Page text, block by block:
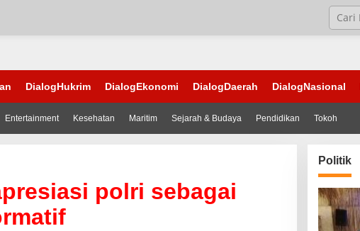
DialogHukrim DialogEkonomi DialogDaerah DialogNasional
Entertainment Kesehatan Maritim Sejarah & Budaya Pendidikan Tokoh
polri sebagai
Politik